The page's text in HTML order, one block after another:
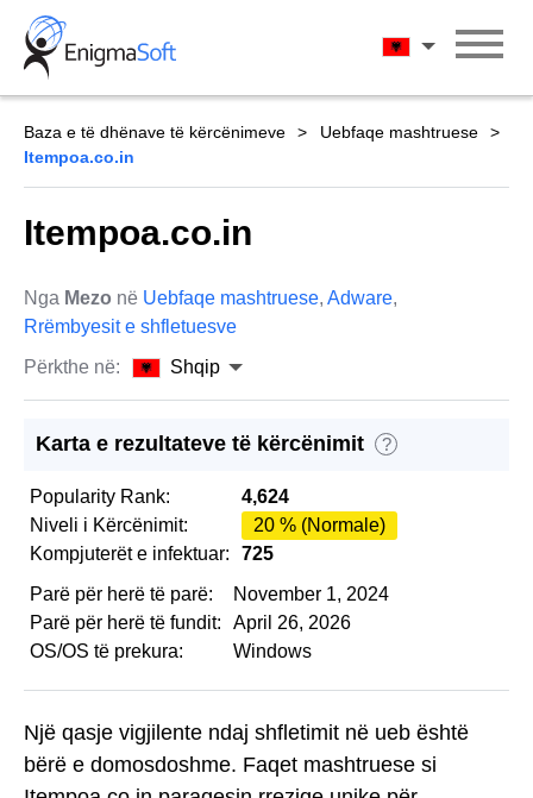
Skip
content
Shqip
Baza e të dhënave të kërcënimeve
Uebfaqe mashtruese
Itempoa.co.in
Itempoa.co.in
Nga Mezo në Uebfaqe mashtruese, Adware,
Rrëmbyesit e shfletuesve
Përkthe në:
Shqip
Karta e rezultateve të kërcënimit ?
Popularity Rank:
4,624
Niveli i Kërcënimit:
20 % (Normale)
Kompjuterët e infektuar:
725
Parë për herë të parë:
November 1, 2024
Parë për herë të fundit:
April 26, 2026
OS/OS të prekura:
Windows
Një qasje vigjilente ndaj shfletimit në ueb është
bërë e domosdoshme. Faqet mashtruese si